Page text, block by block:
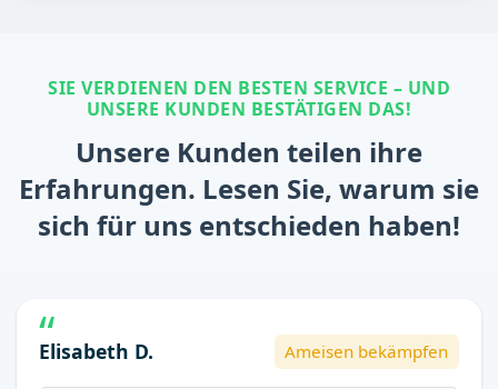
SIE VERDIENEN DEN BESTEN SERVICE – UND
UNSERE KUNDEN BESTÄTIGEN DAS!
Unsere Kunden teilen ihre
Erfahrungen. Lesen Sie, warum sie
sich für uns entschieden haben!
Elisabeth D. Ameisen bekämpfen